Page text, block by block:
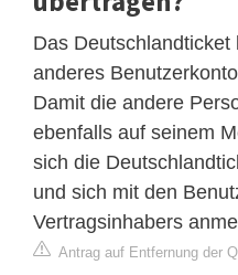
Das Deutschlandticket
anderes
Damit die andere
ebenfalls auf seinem
sich die
und sich mit den
Vertragsinhabers
Antrag auf Entfernung der